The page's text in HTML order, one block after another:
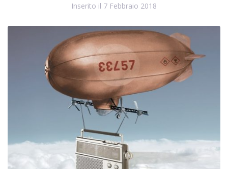
Inserito il 7 Febbraio 2018